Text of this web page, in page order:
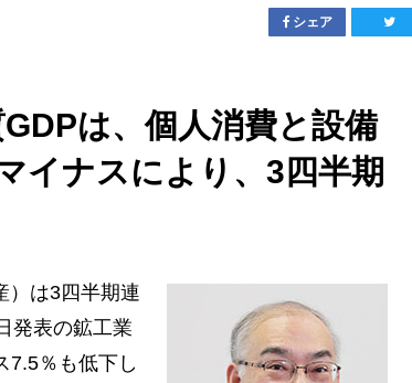
シェア
は、個人消費と設備
イナスにより、3四半期
）は3四半期連
発表の鉱工業
7.5％も低下し